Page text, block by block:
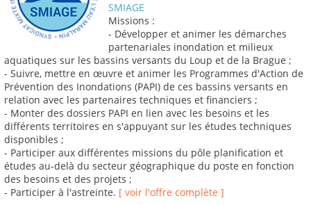
SMIAGE
Missions :
- Développer et animer les démarches
partenariales inondation et milieux
aquatiques sur les bassins versants du Loup et de la Brague ;
- Suivre, mettre en œuvre et animer les Programmes d'Action de
Prévention des Inondations (PAPI) de ces bassins versants en
relation avec les partenaires techniques et financiers ;
- Monter des dossiers PAPI en lien avec les besoins et les
différents territoires en s'appuyant sur les études techniques
disponibles ;
- Participer aux différentes missions du pôle planification et
études au-delà du secteur géographique du poste en fonction
des besoins et des projets ;
- Participer à l'astreinte. [ voir l'offre complète ]